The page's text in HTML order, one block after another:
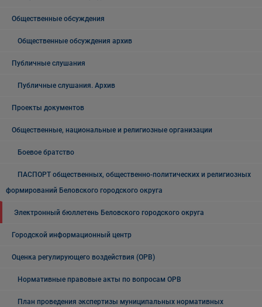
Общественные обсуждения
Общественные обсуждения архив
Публичные слушания
Публичные слушания. Архив
Проекты документов
Общественные, национальные и религиозные организации
Боевое братство
ПАСПОРТ общественных, общественно-политических и религиозных
формирований Беловского городского округа
Электронный бюллетень Беловского городского округа
Городской информационный центр
Оценка регулирующего воздействия (ОРВ)
Нормативные правовые акты по вопросам ОРВ
План проведения экспертизы муниципальных нормативных